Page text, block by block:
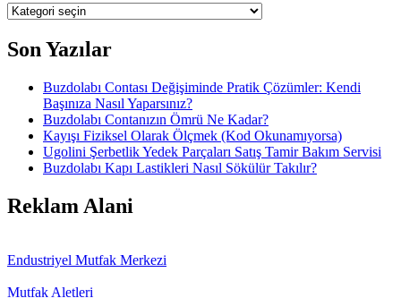
Kategoriler
Son Yazılar
Buzdolabı Contası Değişiminde Pratik Çözümler: Kendi
Başınıza Nasıl Yaparsınız?
Buzdolabı Contanızın Ömrü Ne Kadar?
Kayışı Fiziksel Olarak Ölçmek (Kod Okunamıyorsa)
Ugolini Şerbetlik Yedek Parçaları Satış Tamir Bakım Servisi
Buzdolabı Kapı Lastikleri Nasıl Sökülür Takılır?
Reklam Alani
Endustriyel Mutfak Merkezi
Mutfak Aletleri